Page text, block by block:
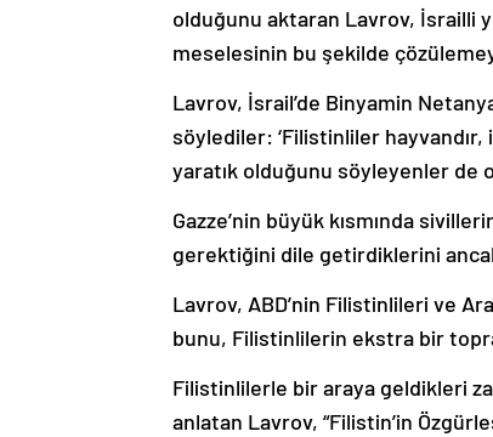
olduğunu aktaran Lavrov, İsrailli
meselesinin bu şekilde
Lavrov, İsrail’de Binyamin
söylediler: ‘Filistinliler hayvandır,
yaratık olduğunu söyleyenler de
Gazze’nin büyük kısmında
gerektiğini dile getirdiklerini
Lavrov, ABD’nin Filistinlileri ve
bunu, Filistinlilerin ekstra bir
Filistinlilerle bir araya geldikleri
anlatan Lavrov, “Filistin’in